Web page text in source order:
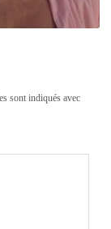
sont indiqués avec